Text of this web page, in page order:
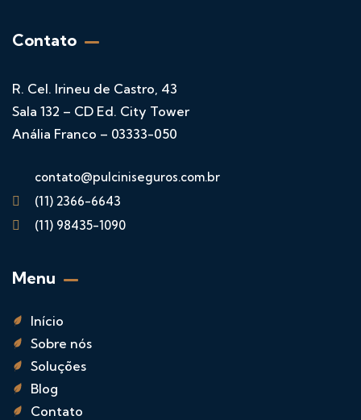
Contato
R. Cel. Irineu de Castro, 43
Sala 132 – CD Ed. City Tower
Anália Franco – 03333-050
contato@pulciniseguros.com.br
(11) 2366-6643
(11) 98435-1090
Menu
Início
Sobre nós
Soluções
Blog
Contato